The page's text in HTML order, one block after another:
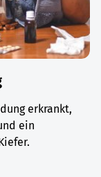
erkrankt,
ein